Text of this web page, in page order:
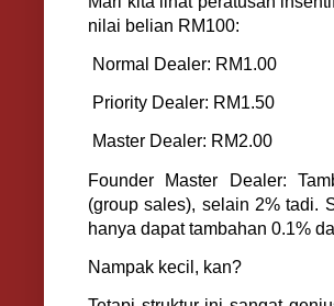
nilai belian RM100:
Normal Dealer: RM1.00
Priority Dealer: RM1.50
Master Dealer: RM2.00
Founder Master Dealer:
(group sales), selain 2% tadi.
hanya dapat tambahan 0.1%
Nampak kecil, kan?